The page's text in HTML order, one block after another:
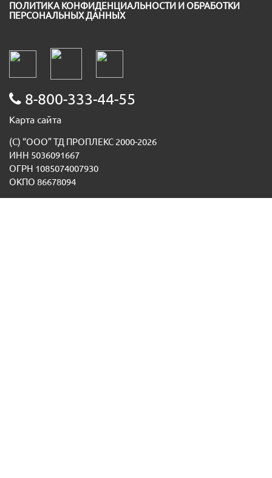
ПОЛИТИКА КОНФИДЕНЦИАЛЬНОСТИ И ОБРАБОТКИ
ПЕРСОНАЛЬНЫХ ДАННЫХ
8-800-333-44-55
Карта сайта
(С) “ООО” ТД ПРОПЛЕКС 2000-2026
ИНН 5036091667
ОГРН 1085074007930
ОКПО 86678094